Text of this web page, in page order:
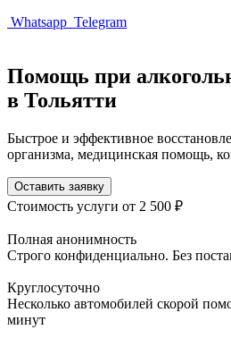
Whatsapp Telegram
Помощь при
в Тольятти
Быстрое и эффективное
организма, медицинская помощь,
Оставить заявку
Стоимость услуги от 2 500 ₽
Полная анонимность
Строго конфиденциально. Без
Круглосуточно
Несколько автомобилей скорой
минут